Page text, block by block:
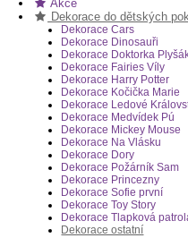
Akce
Dekorace do dětských
Dekorace Cars
Dekorace Dinosauři
Dekorace Doktorka
Dekorace Fairies Víly
Dekorace Harry Potter
Dekorace Kočička Marie
Dekorace Ledové
Dekorace Medvídek Pú
Dekorace Mickey Mouse
Dekorace Na Vlásku
Dekorace Dory
Dekorace Požárník Sam
Dekorace Princezny
Dekorace Sofie první
Dekorace Toy Story
Dekorace Tlapková
Dekorace ostatní